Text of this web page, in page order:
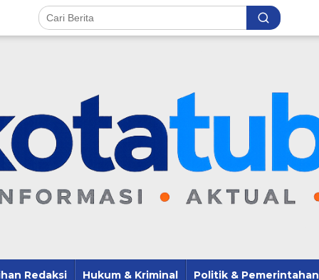
Redaksi Hukum & Kriminal Politik & Pemerintahan